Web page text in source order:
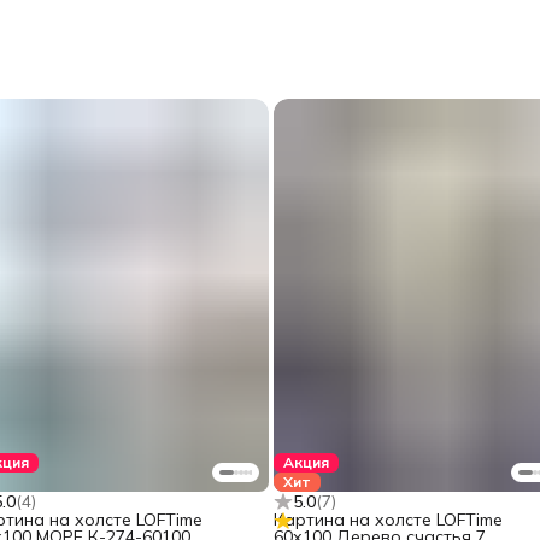
(4)
на холсте LOFTime
Акция
Хит
5.0(7)
Картина на холсте LOFTime